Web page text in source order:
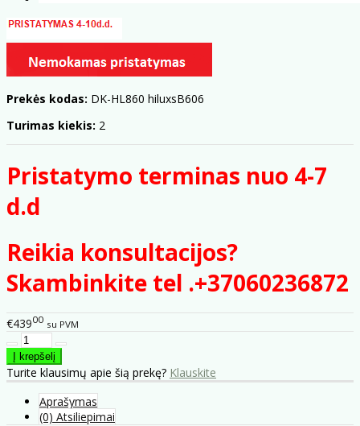
Prekės kodas: DK-HL860 hiluxsB606
Turimas kiekis: 2
Pristatymo terminas nuo 4-7
d.d
Reikia konsultacijos?
Skambinkite tel .+37060236872
€43900 su PVM
Turite klausimų apie šią prekę? Klauskite
Aprašymas
(0) Atsiliepimai